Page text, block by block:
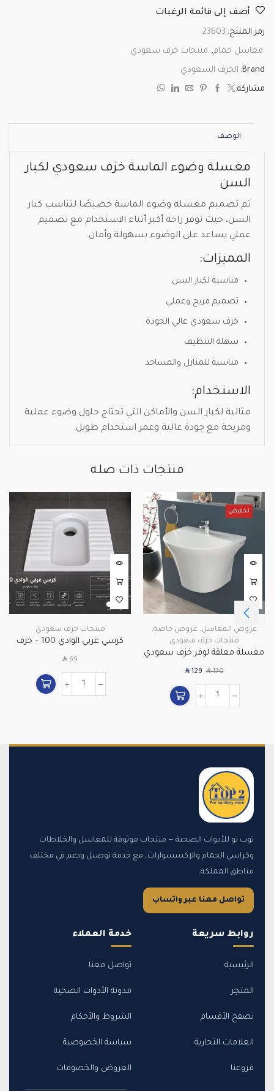
أضف إلى قائمة الرغبات
رمز المنتج: 23603
مغاسل حمام, منتجات خزف سعودي
Brand: الخزف السعودي
مشاركة:
الوصف
مغسلة وضوء الماسة خزف سعودي لكبار
السن
تم تصميم مغسلة وضوء الماسة خصيصًا لتناسب كبار
السن، حيث توفر راحة أكبر أثناء الاستخدام مع تصميم
عملي يساعد على الوضوء بسهولة وأمان.
المميزات:
مناسبة لكبار السن
تصميم مريح وعملي
خزف سعودي عالي الجودة
سهلة التنظيف
مناسبة للمنازل والمساجد
الاستخدام:
مثالية لكبار السن والأماكن التي تحتاج حلول وضوء عملية
ومريحة مع جودة عالية وعمر استخدام طويل.
منتجات ذات صله
تخفيض
عروض المغاسل,عروض خاصة,
منتجات خزف سعودي
مغسلة معلقة لوفر خزف سعودي
SAR170
SAR129
منتجات خزف سعودي
كرسي عربي الوادي 100 – خزف
سعودي
SAR 69
توب تو للأدوات الصحية — منتجات موثوقة للمغاسل والخلاطات
وكراسي الحمام والإكسسوارات، مع خدمة توصيل ودعم في مختلف
مناطق المملكة.
تواصل معنا عبر واتساب
روابط سريعة
الرئيسية
المتجر
تصفح الأقسام
العلامات التجارية
فروعنا
خدمة العملاء
تواصل معنا
مدونة الأدوات الصحية
الشروط والأحكام
سياسة الخصوصية
العروض والخصومات